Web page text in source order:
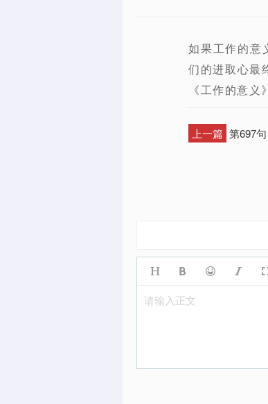
如果工作的意
们的进取心最
《工作的意义》
上一篇 第697
请输入正文